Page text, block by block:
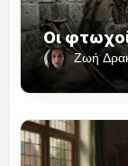
Οι
Ζωή